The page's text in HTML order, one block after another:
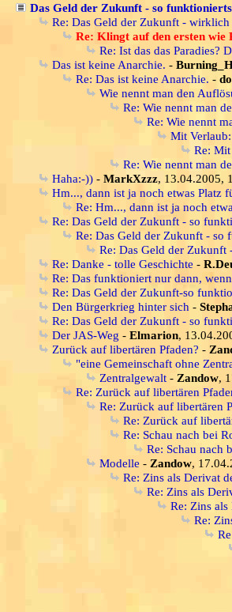
Das Geld der Zukunft - so
Re: Das Geld der Zukunft -
Re: Klingt auf den ersten wie
Re: Ist das das Paradies?
Das ist keine Anarchie. -
Re: Das ist keine Anarchie. -
Wie nennt man den
Re: Wie nennt man
Re: Wie nennt
Mit
Re: Mit
Re: Wie nennt man
Haha:-)) - MarkXzzz, 13.04.2005,
Hm..., dann ist ja noch etwas Platz
Re: Hm..., dann ist ja noch
Re: Das Geld der Zukunft - so
Re: Das Geld der Zukunft - so
Re: Das Geld der Zukunft
Re: Danke - tolle Geschichte -
Re: Das funktioniert nur dann,
Re: Das Geld der Zukunft-so
Den Bürgerkrieg hinter sich -
Re: Das Geld der Zukunft - so
Der JAS-Weg - Elmarion,
Zurück auf libertären Pfaden? -
"eine Gemeinschaft ohne
Zentralgewalt - Zandow,
Re: Zurück auf libertären
Re: Zurück auf libertären
Re: Zurück auf
Re: Schau nach bei
Re: Schau nach
Modelle - Zandow,
Re: Zins als Derivat
Re: Zins als
Re: Zins
Re: